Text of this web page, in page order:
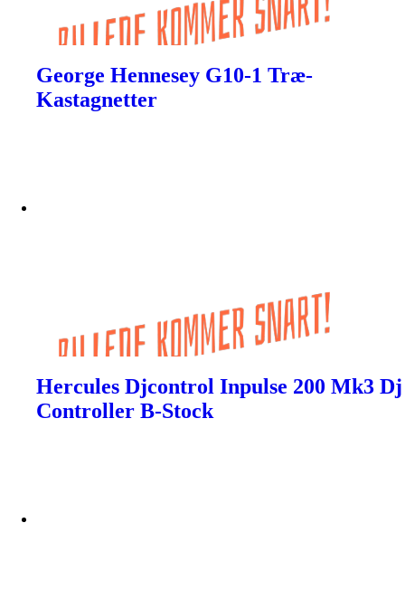
George Hennesey G10-1 Træ-
Kastagnetter
Hercules Djcontrol Inpulse 200 Mk3 Dj
Controller B-Stock